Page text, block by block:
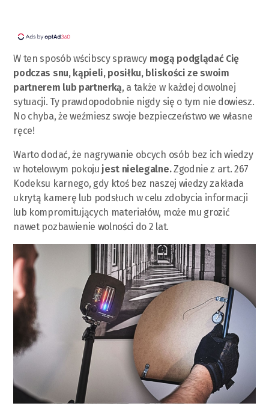
W ten sposób wścibscy sprawcy mogą podglądać Cię
podczas snu, kąpieli, posiłku, bliskości ze swoim
partnerem lub partnerką, a także w każdej dowolnej
sytuacji. Ty prawdopodobnie nigdy się o tym nie dowiesz.
No chyba, że weźmiesz swoje bezpieczeństwo we własne
ręce!
Warto dodać, że nagrywanie obcych osób bez ich wiedzy
w hotelowym pokoju jest nielegalne.Zgodnie z art. 267
Kodeksu karnego, gdy ktoś bez naszej wiedzy zakłada
ukrytą kamerę lub podsłuch w celu zdobycia informacji
lub kompromitujących materiałów, może mu grozić
nawet pozbawienie wolności do 2 lat.